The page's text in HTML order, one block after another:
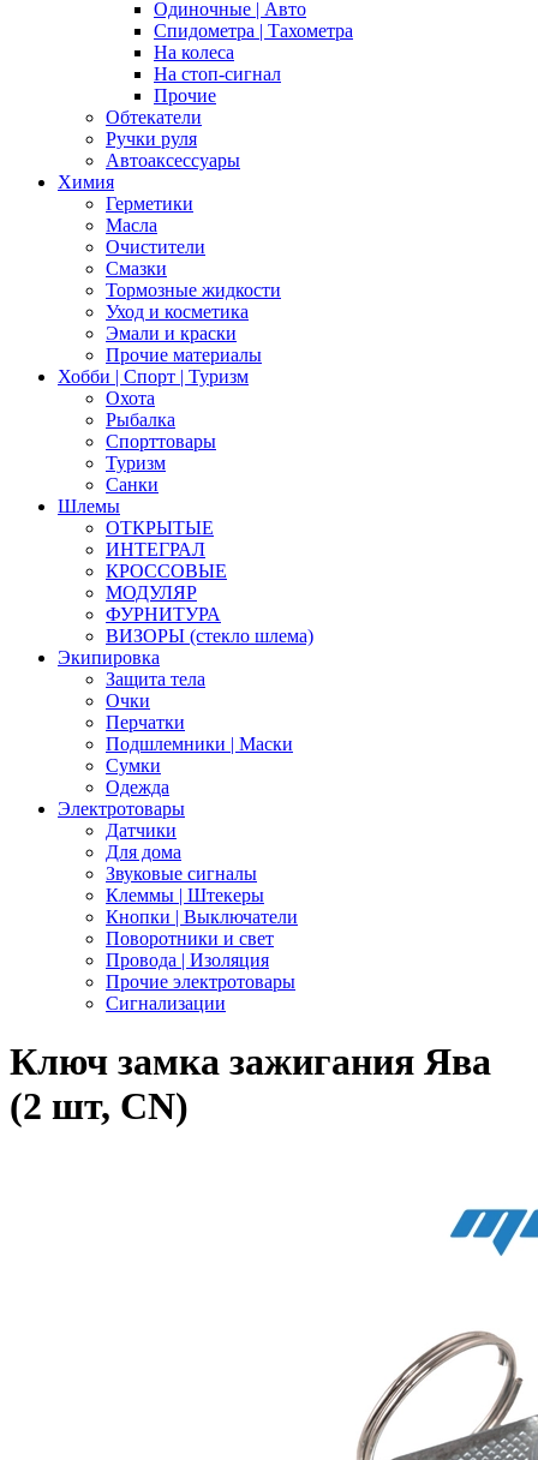
Одиночные | Авто
Спидометра | Тахометра
На колеса
На стоп-сигнал
Прочие
Обтекатели
Ручки руля
Автоаксессуары
Химия
Герметики
Масла
Очистители
Смазки
Тормозные жидкости
Уход и косметика
Эмали и краски
Прочие материалы
Хобби | Cпорт | Туризм
Охота
Рыбалка
Спорттовары
Туризм
Санки
Шлемы
ОТКРЫТЫЕ
ИНТЕГРАЛ
КРОССОВЫЕ
МОДУЛЯР
ФУРНИТУРА
ВИЗОРЫ (стекло шлема)
Экипировка
Защита тела
Очки
Перчатки
Подшлемники | Маски
Сумки
Одежда
Электротовары
Датчики
Для дома
Звуковые сигналы
Клеммы | Штекеры
Кнопки | Выключатели
Поворотники и свет
Провода | Изоляция
Прочие электротовары
Сигнализации
Ключ замка зажигания Ява
(2 шт, CN)